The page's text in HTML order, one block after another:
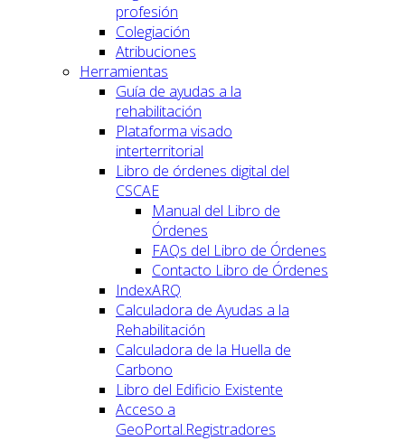
profesión
Colegiación
Atribuciones
Herramientas
Guía de ayudas a la
rehabilitación
Plataforma visado
interterritorial
Libro de órdenes digital del
CSCAE
Manual del Libro de
Órdenes
FAQs del Libro de Órdenes
Contacto Libro de Órdenes
IndexARQ
Calculadora de Ayudas a la
Rehabilitación
Calculadora de la Huella de
Carbono
Libro del Edificio Existente
Acceso a
GeoPortal.Registradores